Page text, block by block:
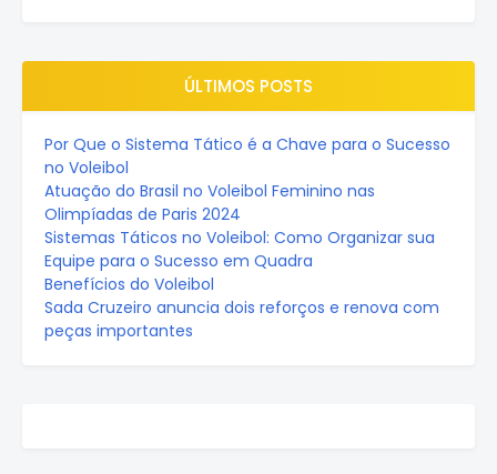
ÚLTIMOS POSTS
Por Que o Sistema Tático é a Chave para o Sucesso
no Voleibol
Atuação do Brasil no Voleibol Feminino nas
Olimpíadas de Paris 2024
Sistemas Táticos no Voleibol: Como Organizar sua
Equipe para o Sucesso em Quadra
Benefícios do Voleibol
Sada Cruzeiro anuncia dois reforços e renova com
peças importantes